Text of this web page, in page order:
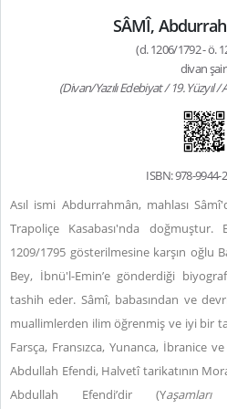
SÂMÎ,
(d. 1206/1792 - ö.
divan
(Divan/Yazılı Edebiyat / 19. Yüzyıl
ISBN: 978-9944-
Asıl ismi Abdurrahmân, mahlası
Trapoliçe Kasabası'nda doğmuştur.
1209/1795 gösterilmesine karşın oğlu
Bey, İbnü'l-Emin’e gönderdiği
tashih eder. Sâmî, babasından ve
muallimlerden ilim öğrenmiş ve iyi bir
Farsça, Fransızca, Yunanca, İbranice
Abdullah Efendi, Halvetî tarikatının
Abdullah Efendi’dir (Y